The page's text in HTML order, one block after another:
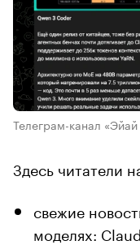
Телеграм-канал
Здесь читатели
свежие
моделях: